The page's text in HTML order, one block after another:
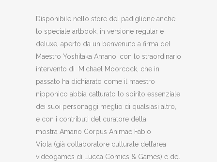
Disponibile nello store del padiglione anche
lo speciale artbook, in versione regular e
deluxe, aperto da un benvenuto a firma del
Maestro Yoshitaka Amano, con lo straordinario
intervento di Michael Moorcock, che in
passato ha dichiarato come il maestro
nipponico abbia catturato lo spirito essenziale
dei suoi personaggi meglio di qualsiasi altro,
e con i contributi del curatore della
mostra Amano Corpus Animae Fabio
Viola (già collaboratore culturale dell’area
videogames di Lucca Comics & Games) e del